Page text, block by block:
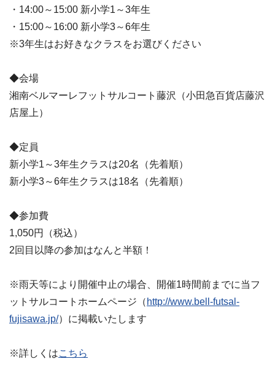
・14:00～15:00 新小学1～3年生
・15:00～16:00 新小学3～6年生
※3年生はお好きなクラスをお選びください
◆会場
湘南ベルマーレフットサルコート藤沢（小田急百貨店藤沢
店屋上）
◆定員
新小学1～3年生クラスは20名（先着順）
新小学3～6年生クラスは18名（先着順）
◆参加費
1,050円（税込）
2回目以降の参加はなんと半額！
※雨天等により開催中止の場合、開催1時間前までに当フ
ットサルコートホームページ（ http://www.bell-futsal-
fujisawa.jp/）に掲載いたします
※詳しくはこちら